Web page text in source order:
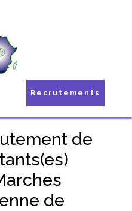
Recrutements
de
de